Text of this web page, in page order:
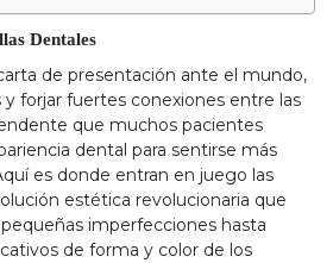
Dentales
de presentación ante el mundo,
y forjar fuertes conexiones entre las
que muchos pacientes
dental para sentirse más
es donde entran en juego las
estética revolucionaria que
imperfecciones hasta
de forma y color de los